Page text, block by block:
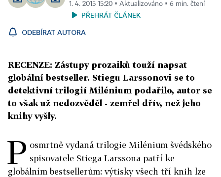
1. 4. 2015 15:20 ▪ Aktualizováno ▪ 6 min. čtení
PŘEHRÁT ČLÁNEK
ODEBÍRAT AUTORA
RECENZE: Zástupy prozaiků touží napsat
globální bestseller. Stiegu Larssonovi se to
detektivní trilogií Milénium podařilo, autor se
to však už nedozvěděl - zemřel dřív, než jeho
knihy vyšly.
P osmrtně vydaná trilogie Milénium švédského
spisovatele Stiega Larssona patří ke
globálním bestsellerům: výtisky všech tří knih lze